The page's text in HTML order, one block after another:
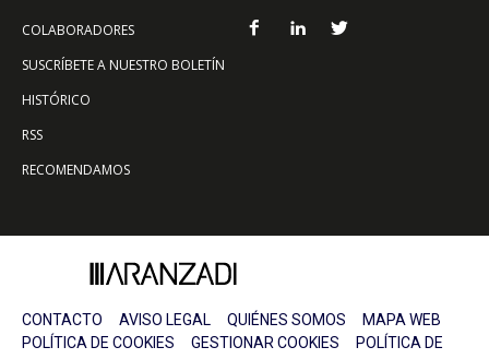
COLABORADORES
SUSCRÍBETE A NUESTRO BOLETÍN
HISTÓRICO
RSS
RECOMENDAMOS
CONTACTO AVISO LEGAL QUIÉNES SOMOS
MAPA WEB
POLÍTICA DE COOKIES
GESTIONAR COOKIES
POLÍTICA DE